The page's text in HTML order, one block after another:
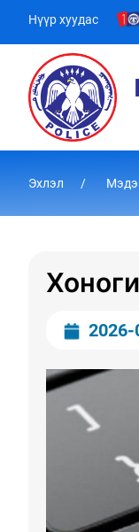
Нүүр хуудас
Эхлэл
2026-